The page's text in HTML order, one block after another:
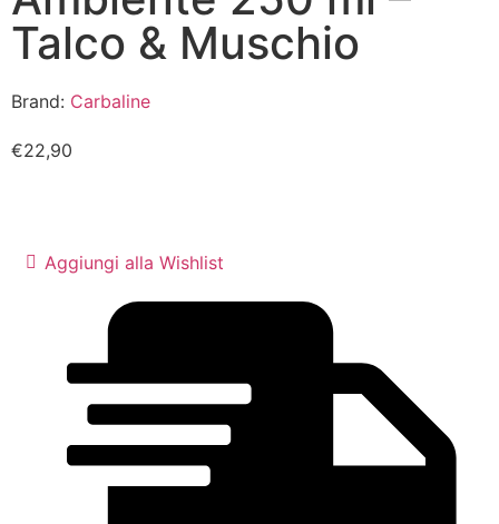
Talco & Muschio
Brand: Carbaline
€22,90
Aggiungi alla Wishlist